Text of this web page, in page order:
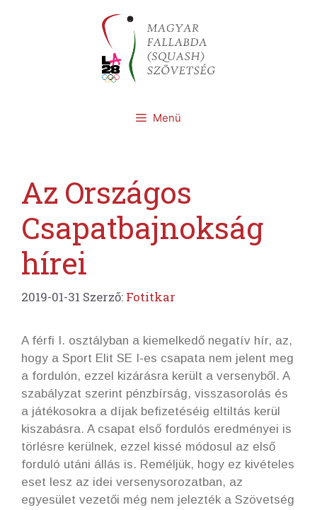
Menü
Az Országos
Csapatbajnokság
hírei
2019-01-31 Szerző: Fotitkar
A férfi I. osztályban a kiemelkedő negatív hír, az,
hogy a Sport Elit SE I-es csapata nem jelent meg
a fordulón, ezzel kizárásra került a versenyből. A
szabályzat szerint pénzbírság, visszasorolás és
a játékosokra a díjak befizetéséig eltiltás kerül
kiszabásra. A csapat első fordulós eredményei is
törlésre kerülnek, ezzel kissé módosul az első
forduló utáni állás is. Reméljük, hogy ez kivételes
eset lesz az idei versenysorozatban, az
egyesület vezetői még nem jelezték a Szövetség